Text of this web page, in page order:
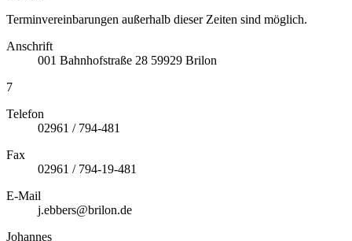
Terminvereinbarungen außerhalb dieser Zeiten sind möglich.
Anschrift
001 Bahnhofstraße 28 59929 Brilon
7
Telefon
02961 / 794-481
Fax
02961 / 794-19-481
E-Mail
j.ebbers@brilon.de
Johannes